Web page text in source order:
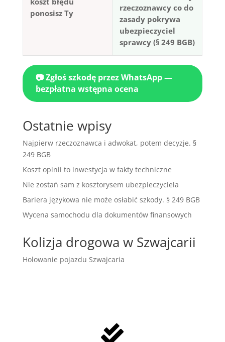
ponosisz Ty
rzeczoznawcy co do
zasady pokrywa
ubezpieczyciel
sprawcy (§ 249 BGB)
📷 Zgłoś szkodę przez WhatsApp —
bezpłatna wstępna ocena
Ostatnie wpisy
Najpierw rzeczoznawca i adwokat, potem decyzje. §
249 BGB
Koszt opinii to inwestycja w fakty techniczne
Nie zostań sam z kosztorysem ubezpieczyciela
Bariera językowa nie może osłabić szkody. § 249 BGB
Wycena samochodu dla dokumentów finansowych
Kolizja drogowa w Szwajcarii
Holowanie pojazdu Szwajcaria
